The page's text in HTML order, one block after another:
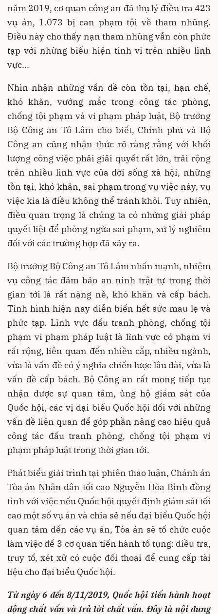
năm 2019, cơ quan công an đã thụ lý điều tra 423
vụ án, 1.073 bị can phạm tội về tham nhũng.
Điều này cho thấy nạn tham nhũng vẫn còn phức
tạp với những biểu hiện tinh vi trên nhiều lĩnh
vực...
Nhìn nhận những vấn đề còn tồn tại, hạn chế,
khó khăn, vướng mắc trong công tác phòng,
chống tội phạm và vi phạm pháp luật, Bộ trưởng
Bộ Công an Tô Lâm cho biết, Chính phủ và Bộ
Công an cũng nhận thức rõ ràng rằng với khối
lượng công việc phải giải quyết rất lớn, trải rộng
trên nhiều lĩnh vực của đời sống xã hội, những
tồn tại, khó khăn, sai phạm trong vụ việc này, vụ
việc kia là điều không thể tránh khỏi. Tuy nhiên,
điều quan trọng là chúng ta có những giải pháp
quyết liệt để phòng ngừa sai phạm, xử lý nghiêm
đối với các trường hợp đã xảy ra.
Bộ trưởng Bộ Công an Tô Lâm nhấn mạnh, nhiệm
vụ công tác đảm bảo an ninh trật tự trong thời
gian tới là rất nặng nề, khó khăn và cấp bách.
Tình hình hiện nay diễn biến hết sức mau lẹ và
phức tạp. Lĩnh vực đấu tranh phòng, chống tội
phạm vi phạm pháp luật là lĩnh vực có phạm vi
rất rộng, liên quan đến nhiều cấp, nhiều ngành,
vừa là vấn đề có ý nghĩa chiến lược lâu dài, vừa là
vấn đề cấp bách. Bộ Công an rất mong tiếp tục
nhận được sự quan tâm, ủng hộ giám sát của
Quốc hội, các vị đại biểu Quốc hội đối với những
vấn đề liên quan để góp phần nâng cao hiệu quả
công tác đấu tranh phòng, chống tội phạm vi
phạm pháp luật trong thời gian tới.
Phát biểu giải trình tại phiên thảo luận, Chánh án
Tòa án Nhân dân tối cao Nguyễn Hòa Bình đồng
tình với việc nếu Quốc hội quyết định giám sát tối
cao một số vụ án và chia sẻ nếu đại biểu Quốc hội
quan tâm đến các vụ án, Tòa án sẽ tổ chức cuộc
làm việc để 3 cơ quan tiến hành tố tụng: điều tra,
truy tố, xét xử có cuộc đối thoại để cung cấp tài
liệu cho đại biểu Quốc hội.
Từ ngày 6 đến 8/11/2019, Quốc hội tiến hành hoạt
động chất vấn và trả lời chất vấn. Đây là nội dung